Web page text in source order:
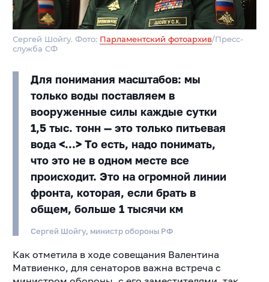
Сергей Шойгу. Фото: Парламентский фотоархив/Пресс-
служба СФ
Для понимания масштабов: мы
только воды поставляем в
вооруженные силы каждые сутки
1,5 тыс. тонн — это только питьевая
вода <...> То есть, надо понимать,
что это не в одном месте все
происходит. Это на огромной линии
фронта, которая, если брать в
общем, больше 1 тысячи км
Сергей Шойгу, министр обороны РФ
Как отметила в ходе совещания Валентина
Матвиенко, для сенаторов важна встреча с